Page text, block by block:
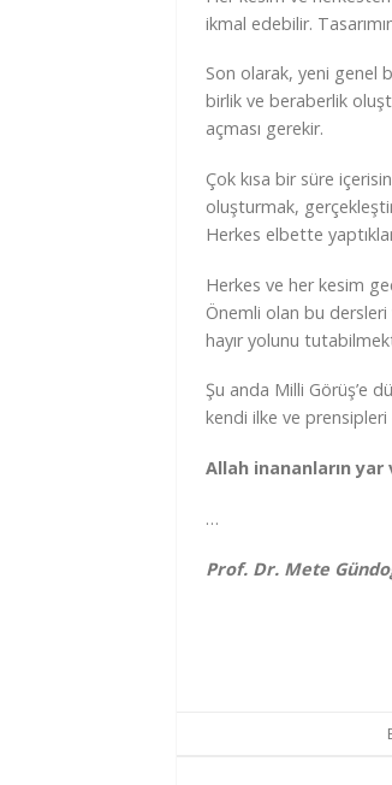
ikmal edebilir.
Son olarak, yeni genel
birlik ve beraberlik
açması gerekir.
Çok kısa bir süre
oluşturmak,
Herkes elbette
Herkes ve her kesim
Önemli olan bu dersleri
hayır yolunu
Şu anda Milli Görüş’e
kendi ilke ve
Allah inananların yar
…
Prof. Dr. Mete